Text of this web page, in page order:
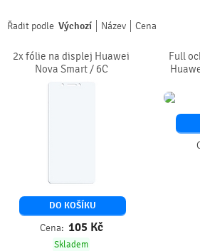
Řadit podle Výchozí Název Cena
2x fólie na displej Huawei
Nova Smart / 6C
DO KOŠÍKU
Cena: 105 Kč
Skladem
Full